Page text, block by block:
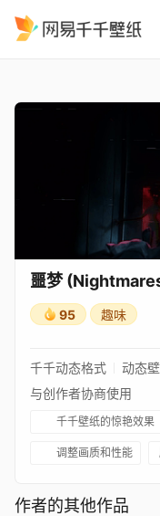
噩梦
95 趣味
千千动态格式 动态
与创作者协商使用
千千壁纸的惊艳效果
调整画质和性能
作者的其他作品